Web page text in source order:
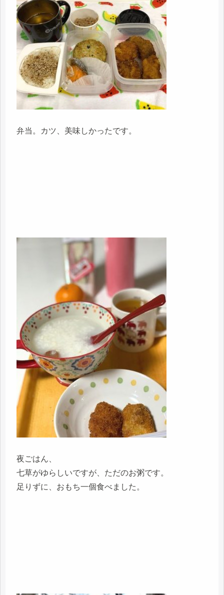
弁当。カツ、美味しかったです。
夜ごはん、
七草がゆらしいですが、ただのお粥です。
足りずに、おもち一個食べました。